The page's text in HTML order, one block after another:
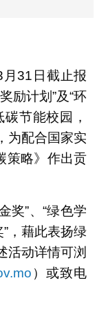
2025“绿色学
月31日截止报
励计划”及“环
节能校园，
为配合国家实
策略》作出贡
奖”、“绿色学
，藉此表扬绿
活动详情可浏
）或致电